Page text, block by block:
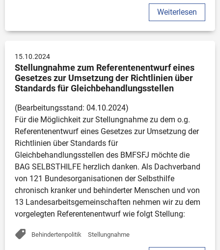
Positionspapier
Thema
Gesundheitspolitik
Gemeinsamer Bundesausschuss (G-BA)
Deutscher Behindertenrat (DBR)
Selbsthilfe-Förderung
Projekte
Digitales
Weiterentwicklung der Selbsthilfe
Sonstiges
Weiterlesen
15.10.2024
Stellungnahme zum Referentenentwurf eines
Gesetzes zur Umsetzung der Richtlinien über
Standards für Gleichbehandlungsstellen
(Bearbeitungsstand: 04.10.2024)
Für die Möglichkeit zur Stellungnahme zu dem o.g.
Referentenentwurf eines Gesetzes zur Umsetzung der
Richtlinien über Standards für
Gleichbehandlungsstellen des BMFSFJ möchte die
BAG SELBSTHILFE herzlich danken. Als Dachverband
von 121 Bundesorganisationen der Selbsthilfe
chronisch kranker und behinderter Menschen und von
13 Landesarbeitsgemeinschaften nehmen wir zu dem
vorgelegten Referentenentwurf wie folgt Stellung:
Behindertenpolitik Stellungnahme